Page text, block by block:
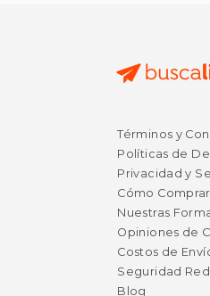
$ 5.38
$ 4.75
Términos y
Políticas de
Privacidad y
Cómo Comprar
Nuestras
Opiniones de
Costos de
Seguridad
Blog